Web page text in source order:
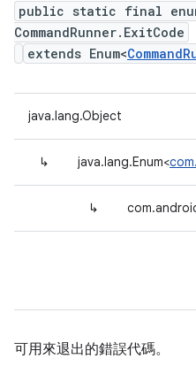
public static final
CommandRunner.ExitCode
extends Enum<
java.lang.Object
↳ java.lang.Enum<
↳
可用來退出的錯誤代碼。